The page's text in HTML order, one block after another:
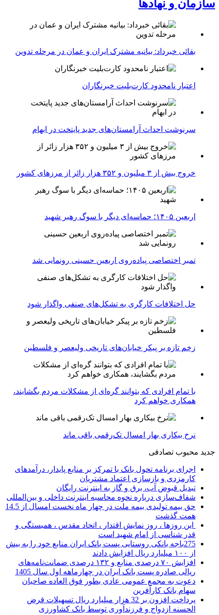
سازمان و نهادها
بقائی خبرداد: بیانیه مشترک ایران و عمان در مرحله تدوین
اعتبار نامحدود کارت‌بلیت خبرنگاران
سرنوشت احداث آرامستان‌های جدید پایتخت در ابهام
خروج بیش از ۳ میلیون و ۳۵۲ هزار زائر از مرزهای کشور
اربعین ۱۴۰۵؛ حماسه‌ای دیگر با سوگ رهبر شهید
تمبر اختصاصی پیاده‌روی اربعین حسینی رونمایی شد
حل اختلافات کارگری به تشکل‌های صنفی واگذار شود
زخم تازه بر پیکر خیابان‌های تاریخی ولیعصر و فلسطین
با تمام افرادی که بتوانند گره‌ای از مشکلات مردم بگشایند،
همکاری خواهم کرد
نرخ بیکاری بهار امسال تک‌رقمی باقی ماند
جدید محبوب تصادفی
اجرای برنامه تحول بانک با تمرکز بر منابع پایدار، درآمدهای
کارمزدی و بازسازی اعتماد مشتریان
تبدیل قبوض آب، برق و گاز به اینترنت رایگان
شفاف‌سازی درباره نحوه محاسبه اینترنت داخلی و بین‌المللی
حق بیمه تولیدی بیمه ملت در چهار ماه نخست امسال از 14.5
همت گذشت
این روزها ، روز نمایش اقتدار ، اتحاد مقدس ، همبستگی و
قدر شناسی از امام شهید است
275باجه بانکی روستایی پست بانک ایران منابع خود را به بیش
از ۱۰۰ میلیارد ریال افزایش دادند
افزایش ۷۰ درصدی منابع و ۱۳۲ درصدی ضمانت‌نامه‌های
ریالی صادره پست بانک ایران در چهارماهه اول سال 1405
دعوت به مجمع عمومی عادی بطور فوق العاده صاحبان
سهام بانک کارآفرین
پرداخت افزون بر 32 هزار میلیارد ریال تسهیلات قرض
الحسنه ازدواج و فرزندآوری توسط بانک کشاورزی